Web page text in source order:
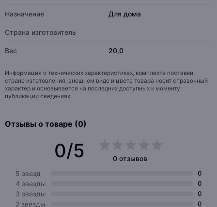
Назначение Для дома
Страна изготовитель
Вес 20,0
Информация о технических характеристиках, комплекте поставки,
стране изготовления, внешнем виде и цвете товара носит справочный
характер и основывается на последних доступных к моменту
публикации сведениях
Отзывы о товаре (0)
0/5
0 отзывов
5 звезд
0
4 звезды 0
3 звезды 0
2 звезды 0